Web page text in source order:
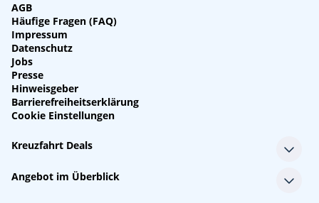
AGB
Häufige Fragen (FAQ)
Impressum
Datenschutz
Jobs
Presse
Hinweisgeber
Barrierefreiheitserklärung
Cookie Einstellungen
Kreuzfahrt Deals
Single-Kreuzfahrten
Kreuzfahrt mit Kindern
Angebot im Überblick